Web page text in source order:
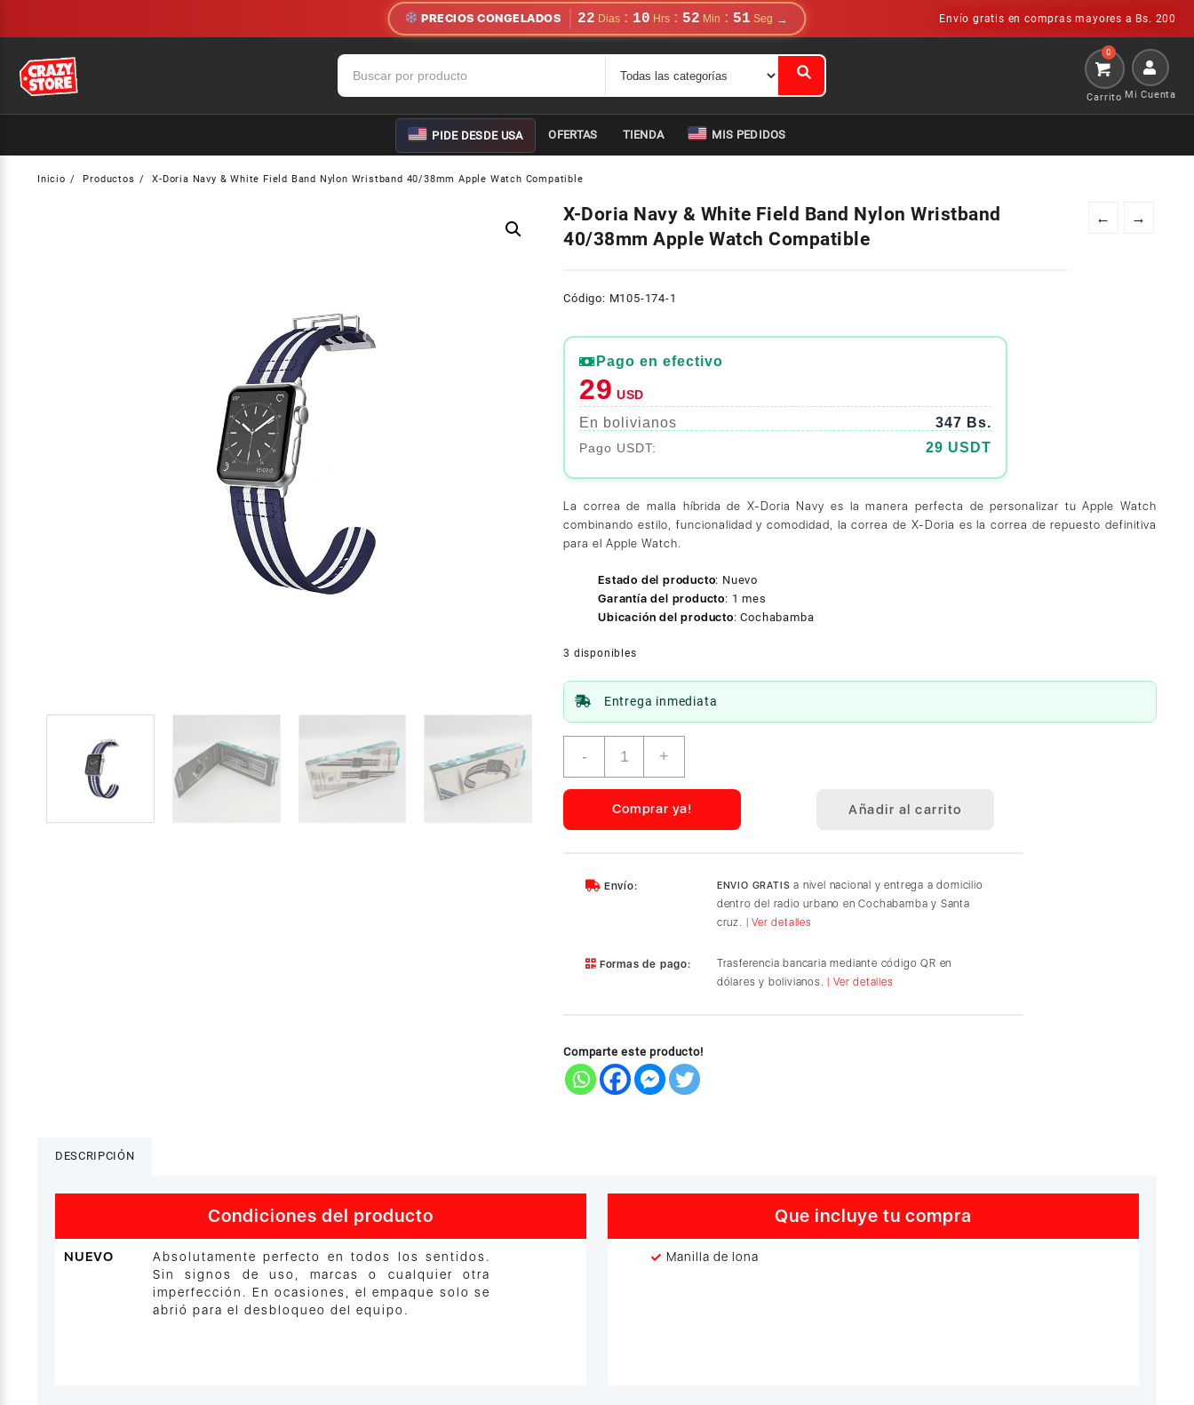
PRECIOS CONGELADOS 22 : 10 : 52 : 50 Envío gratis en compras mayores a Bs. 200
Mi Cuenta
PIDE DESDE USA OFERTAS TIENDA MIS PEDIDOS
Inicio Productos X-Doria Navy & White Field Band Nylon Wristband 40/38mm Apple Watch Compatible
← →
X-Doria Navy & White Field Band Nylon Wristband
40/38mm Apple Watch Compatible
Código: M105-174-1
Pago en efectivo
29 USD
En bolivianos
347 Bs.
29 USDT
La correa de malla híbrida de X-Doria Navy es la manera perfecta de personalizar tu Apple Watch
combinando estilo, funcionalidad y comodidad, la correa de X-Doria es la correa de repuesto definitiva
para el Apple Watch.
Estado del producto: Nuevo
Garantía del producto: 1 mes
Ubicación del producto:Cochabamba
3 disponibles
Entrega inmediata
-
Doria
Navy
Wristband
Compatible
+
Comprar ya! Añadir al carrito
Envío: ENVIO GRATIS a nivel nacional y entrega a domicilio
dentro del radio urbano en Cochabamba y Santa
cruz.
| Ver detalles
Formas de pago:
Trasferencia bancaria mediante código QR en
dólares y bolivianos.
| Ver detalles
Comparte este producto!
DESCRIPCIÓN
Condiciones del producto
NUEVO
Absolutamente perfecto en todos los sentidos.
Sin signos de uso, marcas o cualquier otra
imperfección. En ocasiones, el empaque solo se
abrió para el desbloqueo del equipo.
Que incluye tu compra
Manilla de lona